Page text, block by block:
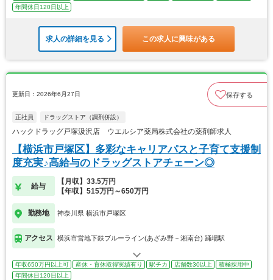
年間休日120日以上
求人の詳細を見る この求人に興味がある
更新日：2026年6月27日 保存する
正社員 ドラッグストア（調剤併設）
ハックドラッグ戸塚汲沢店 ウエルシア薬局株式会社の薬剤師求人
【横浜市戸塚区】多彩なキャリアパスと子育て支援制
度充実♪高給与のドラッグストアチェーン◎
給与
【月収】33.5万円
【年収】515万円～650万円
勤務地 神奈川県 横浜市戸塚区
アクセス 横浜市営地下鉄ブルーライン(あざみ野－湘南台) 踊場駅
年収650万円以上可 産休・育休取得実績有り 駅チカ 店舗数30以上
積極採用中
年間休日120日以上